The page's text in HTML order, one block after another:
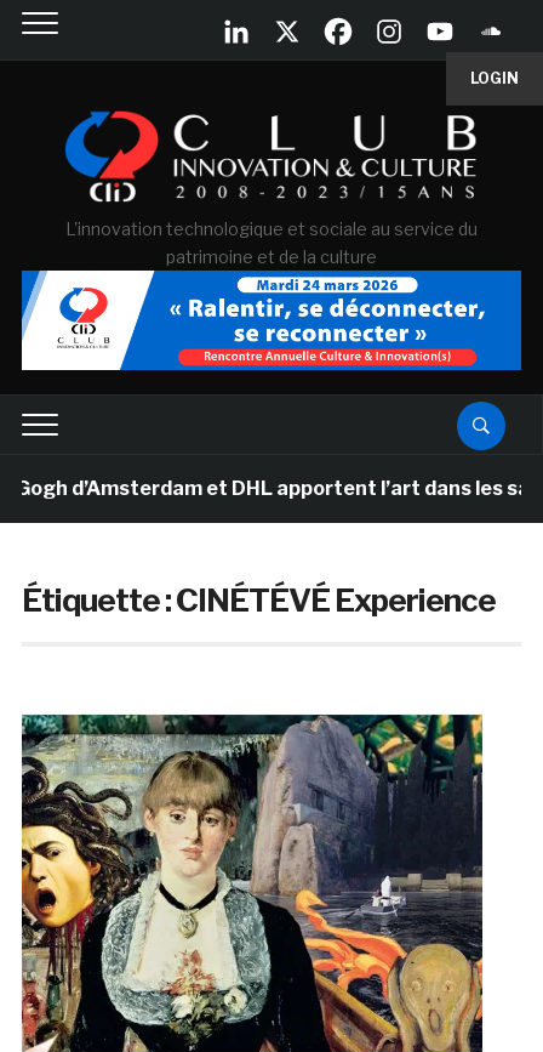
LOGIN
L'innovation technologique et sociale au service du
patrimoine et de la culture
d’Amsterdam et DHL apportent l’art dans les salles
Étiquette :CINÉTÉVÉ Experience